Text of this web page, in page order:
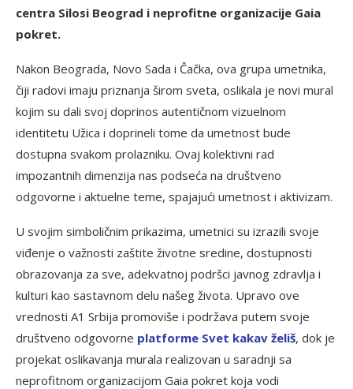
centra Silosi Beograd i neprofitne organizacije Gaia
pokret.
Nakon Beograda, Novo Sada i Čačka, ova grupa umetnika,
čiji radovi imaju priznanja širom sveta, oslikala je novi mural
kojim su dali svoj doprinos autentičnom vizuelnom
identitetu Užica i doprineli tome da umetnost bude
dostupna svakom prolazniku. Ovaj kolektivni rad
impozantnih dimenzija nas podseća na društveno
odgovorne i aktuelne teme, spajajući umetnost i aktivizam.
U svojim simboličnim prikazima, umetnici su izrazili svoje
viđenje o važnosti zaštite životne sredine, dostupnosti
obrazovanja za sve, adekvatnoj podršci javnog zdravlja i
kulturi kao sastavnom delu našeg života. Upravo ove
vrednosti A1 Srbija promoviše i podržava putem svoje
društveno odgovorne platforme Svet kakav želiš, dok je
projekat oslikavanja murala realizovan u saradnji sa
neprofitnom organizacijom Gaia pokret koja vodi